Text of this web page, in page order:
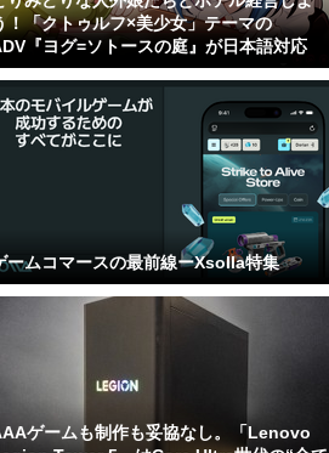
！「クトゥルフ×美少女」テーマの
『ヨグ=ソトースの庭』が日本語対応
ームコマースの最前線ーXsolla特集
ゲームも制作も妥協なし。「Lenovo